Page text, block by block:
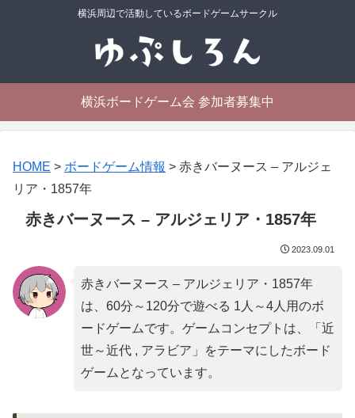
横浜周辺で活動しているボードゲームサークル
横浜ボードゲーム会 参加者募集中
HOME > ボードゲーム情報 > 赤きバーヌース – アルジェ
リア・1857年
赤きバーヌース – アルジェリア・1857年
2023.09.01
赤きバーヌース – アルジェリア・1857年
は、60分～120分で遊べる 1人～4人用のボ
ードゲームです。ゲームコンセプトは、「 近
世～近代 , アラビア 」をテーマにしたボード
ゲームとなっています。